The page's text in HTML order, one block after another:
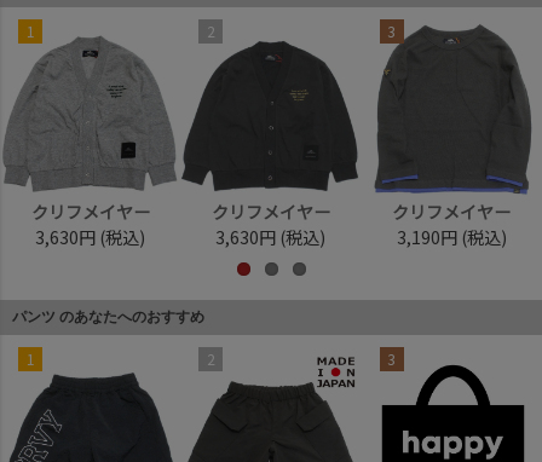
1
クリフメイヤー
3,630円 (税込)
2
クリフメイヤー
3,630円 (税込)
3
クリフメイヤー
3,190円 (税込)
パンツ のあなたへのおすすめ
1 2 3